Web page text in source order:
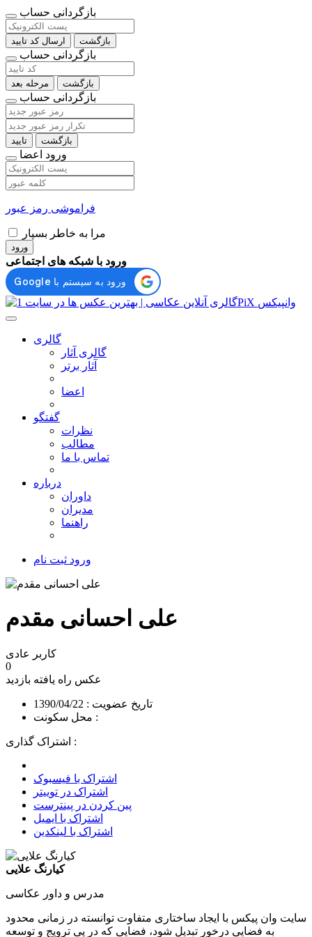
بازگردانی حساب
ارسال کد تایید بازگشت
بازگردانی حساب
مرحله بعد بازگشت
بازگردانی حساب
تایید بازگشت
ورود اعضا
فراموشی رمز عبور
مرا به خاطر بسپار
ورود
ورود با شبکه های اجتماعی
گالری
گالری آثار
آثار برتر
اعضا
گفتگو
نظرات
مطالب
تماس با ما
درباره
داوران
مدیران
راهنما
ورود ثبت نام
علی احسانی مقدم
کاربر عادی
0
عکس راه یافته بازدید
تاریخ عضویت : 1390/04/22
محل سکونت :
اشتراک گذاری :
اشتراک با فیسبوک
اشتراک در توییتر
پین کردن در پینترست
اشتراک با ایمیل
اشتراک با لینکدین
کیارنگ علایی
مدرس و داور عکاسی
سایت وان پیکس با ایجاد ساختاری متفاوت توانسته در زمانی محدود
به فضایی درخور تبدیل شود، فضایی که در پی ترویج و توسعه